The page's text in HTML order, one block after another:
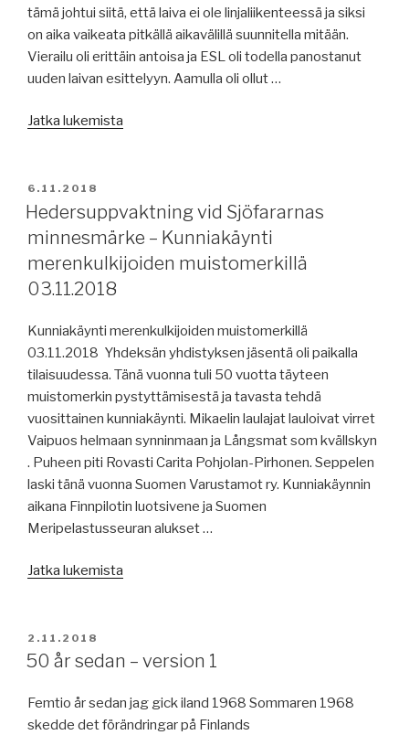
tämä johtui siitä, että laiva ei ole linjaliikenteessä ja siksi
on aika vaikeata pitkällä aikavälillä suunnitella mitään.
Vierailu oli erittäin antoisa ja ESL oli todella panostanut
uuden laivan esittelyyn. Aamulla oli ollut …
Jatka lukemista
Besök
till
Viikki
JULKAISTU
6.11.2018
Hedersuppvaktning vid Sjöfararnas
minnesmärke – Kunniakäynti
merenkulkijoiden muistomerkillä
03.11.2018
Kunniakäynti merenkulkijoiden muistomerkillä
03.11.2018 Yhdeksän yhdistyksen jäsentä oli paikalla
tilaisuudessa. Tänä vuonna tuli 50 vuotta täyteen
muistomerkin pystyttämisestä ja tavasta tehdä
vuosittainen kunniakäynti. Mikaelin laulajat lauloivat virret
Vaipuos helmaan synninmaan ja Långsmat som kvällskyn
. Puheen piti Rovasti Carita Pohjolan-Pirhonen. Seppelen
laski tänä vuonna Suomen Varustamot ry. Kunniakäynnin
aikana Finnpilotin luotsivene ja Suomen
Meripelastusseuran alukset …
Jatka lukemista
–
merenkulkijoiden
muistomerkillä
JULKAISTU
2.11.2018
50 år sedan – version 1
Femtio år sedan jag gick iland 1968 Sommaren 1968
skedde det förändringar på Finlands